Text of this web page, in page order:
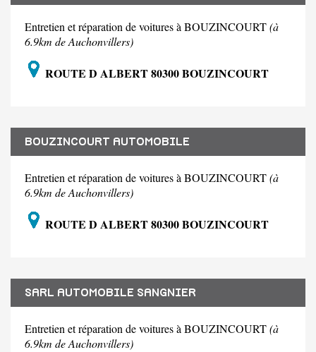
Entretien et réparation de voitures à BOUZINCOURT(à
6.9km de Auchonvillers)
ROUTE D ALBERT 80300 BOUZINCOURT
BOUZINCOURT AUTOMOBILE
Entretien et réparation de voitures à BOUZINCOURT(à
6.9km de Auchonvillers)
ROUTE D ALBERT 80300 BOUZINCOURT
SARL AUTOMOBILE SANGNIER
Entretien et réparation de voitures à BOUZINCOURT(à
6.9km de Auchonvillers)